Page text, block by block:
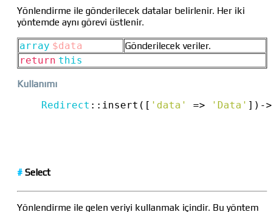
Yönlendirme ile gönderilecek datalar belirlenir. Her iki
yöntemde aynı görevi üstlenir.
array $data
Gönderilecek veriler.
return this
Kullanımı
Redirect :: insert([ 'data' => 'Data' ]) ->
# Select
Yönlendirme ile gelen veriyi kullanmak içindir. Bu yöntem